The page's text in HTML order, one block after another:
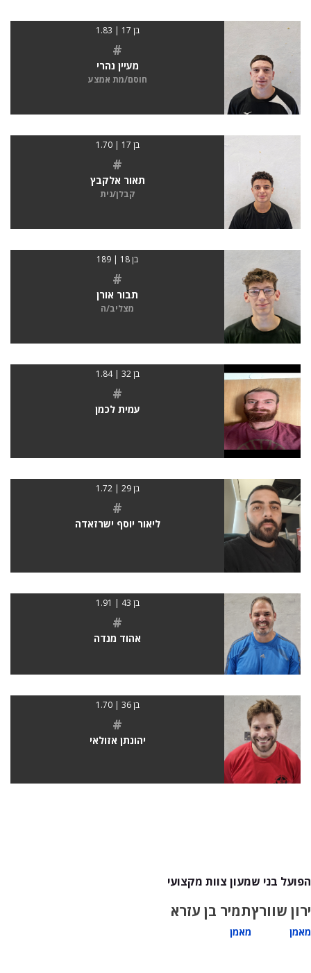
בן 17 | 1.83
#
מעיין נהרי
חוסם/מת אמצע
בן 17 | 1.70
#
תאור אלקבץ
קבלן/נית
בן 18 | 189
#
תבור אורן
מצליב/ה
בן 32 | 1.84
#
עמית לכמן
בן 29 | 1.72
#
ליאור יוסף ישרזאדה
בן 43 | 1.91
#
אהוד מנדה
בן 36 | 1.70
#
יהונתן אזולאי
הפועל בני שמעון צוות מקצועי
ירון שוורץ
מאמן
תמיר בן עזרא
מאמן